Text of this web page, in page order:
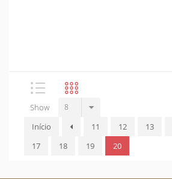
Show
Início
11 12 13
17
18 19 20